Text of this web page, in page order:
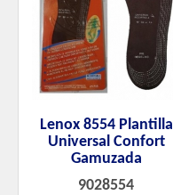
Lenox 8554 Plantilla
Universal Confort
Gamuzada
9028554